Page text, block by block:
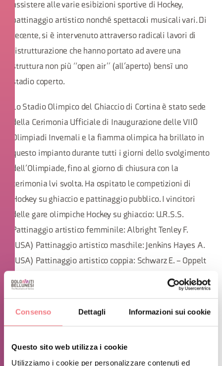
Consenso Dettagli Informazioni sui cookie
Questo sito web utilizza i cookie
Utilizziamo i cookie per personalizzare contenuti ed
assistere alle varie esibizioni sportive di Hockey,
pattinaggio artistico nonché spettacoli musicali vari. Di
recente, si è intervenuto attraverso radicali lavori di
ristrutturazione che hanno portato ad avere una
struttura non più “open air” (all’aperto) bensì uno
stadio coperto.
Lo Stadio Olimpico del Ghiaccio di Cortina è stato sede
della Cerimonia Ufficiale di Inaugurazione delle VII0
Olimpiadi Invernali e la fiamma olimpica ha brillato in
questo impianto durante tutti i giorni dello svolgimento
dell’Olimpiade, fino al giorno di chiusura con la
cerimonia lvi svolta. Ha ospitato le competizioni di
Hockey su ghiaccio e pattinaggio pubblico. I vincitori
delle gare olimpiche Hockey su ghiaccio: U.R.S.S.
Pattinaggio artistico femminile: Albright Tenley F.
(USA) Pattinaggio artistico maschile: Jenkins Hayes A.
(USA) Pattinaggio artistico coppia: Schwarz E. – Oppelt